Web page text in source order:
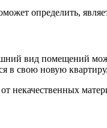
определить,
вид помещений
в свою новую квартиру.
некачественных